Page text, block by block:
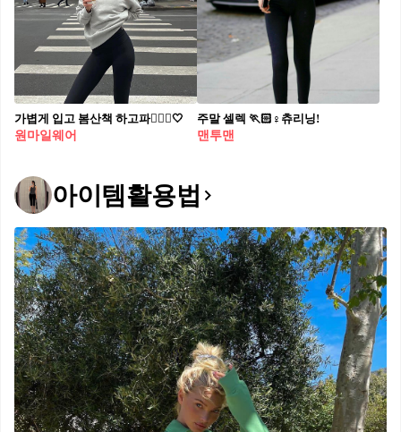
가볍게 입고 봄산책 하고파🚶🏻‍♀️🤍
원마일웨어
주말 셀렉 🏃🏻♀츄리닝!
맨투맨
아이템활용법